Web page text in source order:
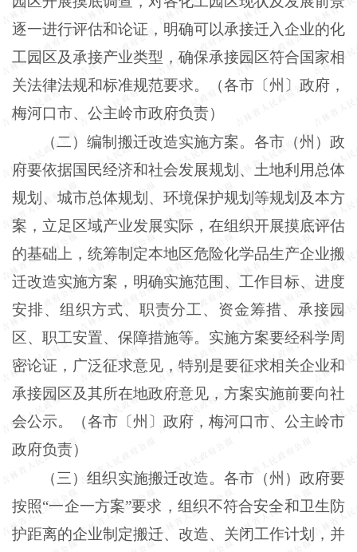
逐一进行评估和论证，明确可以承接迁入企业的化
工园区及承接产业类型，确保承接园区符合国家相
关法律法规和标准规范要求。（各市〔州〕政府，
梅河口市、公主岭市政府负责）
（二）编制搬迁改造实施方案。各市（州）政
府要依据国民经济和社会发展规划、土地利用总体
规划、城市总体规划、环境保护规划等规划及本方
案，立足区域产业发展实际，在组织开展摸底评估
的基础上，统筹制定本地区危险化学品生产企业搬
迁改造实施方案，明确实施范围、工作目标、进度
安排、组织方式、职责分工、资金筹措、承接园
区、职工安置、保障措施等。实施方案要经科学周
密论证，广泛征求意见，特别是要征求相关企业和
承接园区及其所在地政府意见，方案实施前要向社
会公示。（各市〔州〕政府，梅河口市、公主岭市
政府负责）
（三）组织实施搬迁改造。各市（州）政府要
按照“一企一方案”要求，组织不符合安全和卫生防
护距离的企业制定搬迁、改造、关闭工作计划，并